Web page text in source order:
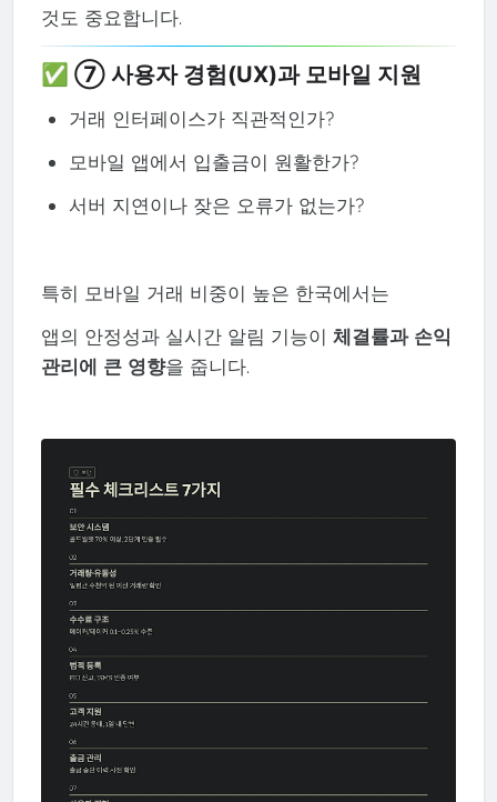
것도 중요합니다.
✅ ⑦ 사용자 경험(UX)과 모바일 지원
거래 인터페이스가 직관적인가?
모바일 앱에서 입출금이 원활한가?
서버 지연이나 잦은 오류가 없는가?
특히 모바일 거래 비중이 높은 한국에서는
앱의 안정성과 실시간 알림 기능이 체결률과 손익
관리에 큰 영향을 줍니다.